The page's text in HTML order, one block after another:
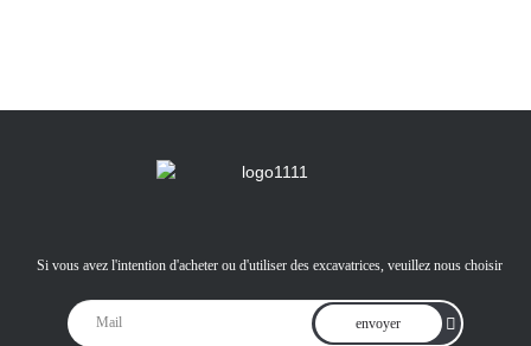
Si vous avez l'intention d'acheter ou d'utiliser des excavatrices, veuillez nous choisir
envoyer